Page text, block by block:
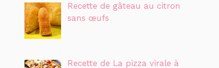
Recette de gâteau au citron
sans œufs
Recette de La pizza virale à